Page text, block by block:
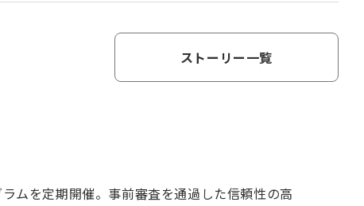
ストーリー一覧
ムを定期開催。事前審査を通過した信頼性の高